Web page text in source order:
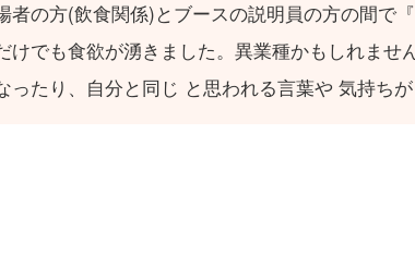
者の方(飲食関係)とブースの説明員の方の間で
けでも食欲が湧きました。異業種かもしれませ
ったり、自分と同じ と思われる言葉や 気持ちが